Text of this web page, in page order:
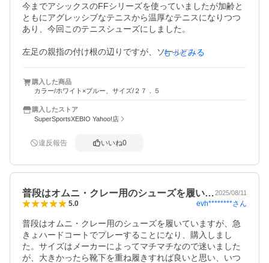
今までアシックスのFFシリーズを使っていましたが加齢と
ともにアグレッシブなテニスから温厚なテニスになりつつ
あり、今回このテニスシューズにしました。
左足の親指の付け根の辺りですが、ソールの溝が無くなり
です。
ソールって1年も履き続けると硬化して柔らかさも無くなり
そうです。
今回の買い物は値段も高くないしパフォーマンスも良かっ
もっとみる
購入した商品
カラー/ホワイト×ブルー、サイズ/２７．５
購入したストア
SuperSportsXEBIO Yahoo!店
違反報告 いいね0
普段はオムニ・クレー用のシューズを履い…2025/08/11
5.0 evh********さん
普段はオムニ・クレー用のシューズを履いていますが、急
きょハードコートでプレーすることになり、購入しまし
た。サイズはメーカーによってマチマチなので迷いました
が、大きかったら靴下を重ね履きすれば良いと思い、いつ